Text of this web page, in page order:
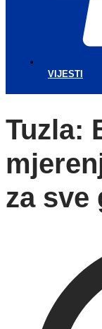
VIJESTI
Tuzla:
za sve